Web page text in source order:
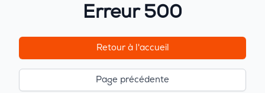
Erreur 500
Retour à l'accueil
Page précédente